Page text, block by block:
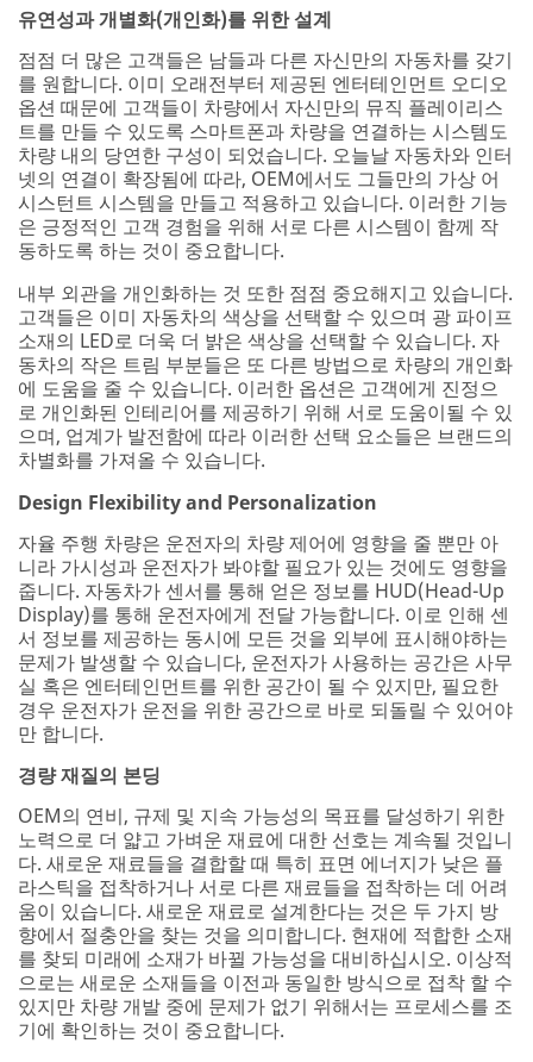
o
l
e
Select One
Performa
nce
Criteria
Select One
Describe
Your
Application
I would
subscribe to
"The Science
Inside:
Exploring
Innovations in
the
Automotive
Space"
3M takes your
privacy
seriously. 3M
and its
authorized
third parties
will use the
information
you provided
in accordance
with our
Privacy Policy
유연성과 개별화(개인화)를 위한 설계
점점 더 많은 고객들은 남들과 다른 자신만의 자동차를 갖기
를 원합니다. 이미 오래전부터 제공된 엔터테인먼트 오디오
옵션 때문에 고객들이 차량에서 자신만의 뮤직 플레이리스
트를 만들 수 있도록 스마트폰과 차량을 연결하는 시스템도
차량 내의 당연한 구성이 되었습니다. 오늘날 자동차와 인터
넷의 연결이 확장됨에 따라, OEM에서도 그들만의 가상 어
시스턴트 시스템을 만들고 적용하고 있습니다. 이러한 기능
은 긍정적인 고객 경험을 위해 서로 다른 시스템이 함께 작
동하도록 하는 것이 중요합니다.
내부 외관을 개인화하는 것 또한 점점 중요해지고 있습니다.
고객들은 이미 자동차의 색상을 선택할 수 있으며 광 파이프
소재의 LED로 더욱 더 ​​밝은 색상을 선택할 수 있습니다. 자
동차의 작은 트림 부분들은 또 다른 방법으로 차량의 개인화
에 도움을 줄 수 있습니다. 이러한 옵션은 고객에게 진정으
로 개인화된 인테리어를 제공하기 위해 서로 도움이될 수 있
으며, 업계가 발전함에 따라 이러한 선택 요소들은 브랜드의
차별화를 가져올 수 있습니다.
Design Flexibility and Personalization
자율 주행 차량은 운전자의 차량 제어에 영향을 줄 뿐만 아
니라 가시성과 운전자가 봐야할 필요가 있는 것에도 영향을
줍니다. 자동차가 센서를 통해 얻은 정보를 HUD(Head-Up
Display)를 통해 운전자에게 전달 가능합니다. 이로 인해 센
서 정보를 제공하는 동시에 모든 것을 외부에 표시해야하는
문제가 발생할 수 있습니다, 운전자가 사용하는 공간은 사무
실 혹은 엔터테인먼트를 위한 공간이 될 수 있지만, 필요한
경우 운전자가 운전을 위한 공간으로 바로 되돌릴 수 있어야
만 합니다.
경량 재질의 본딩
OEM의 연비, 규제 및 지속 가능성의 목표를 달성하기 위한
노력으로 더 얇고 가벼운 재료에 대한 선호는 계속될 것입니
다. 새로운 재료들을 결합할 때 특히 표면 에너지가 낮은 플
라스틱을 접착하거나 서로 다른 재료들을 접착하는 데 어려
움이 있습니다. 새로운 재료로 설계한다는 것은 두 가지 방
향에서 절충안을 찾는 것을 의미합니다. 현재에 적합한 소재
를 찾되 미래에 소재가 바뀔 가능성을 대비하십시오. 이상적
으로는 새로운 소재들을 이전과 동일한 방식으로 접착 할 수
있지만 차량 개발 중에 문제가 없기 위해서는 프로세스를 조
기에 확인하는 것이 중요합니다.